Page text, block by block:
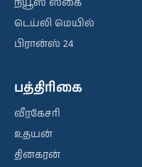
டெய்லி மெயில்
பிரான்ஸ் 24
பத்திரிகை
வீரகேசரி
உதயன்
தினகரன்